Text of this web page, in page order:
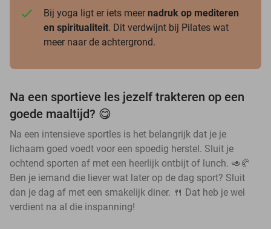
Bij yoga ligt er iets meer nadruk op mediteren
en spiritualiteit. Dit verdwijnt bij Pilates wat
meer naar de achtergrond.
Na een sportieve les jezelf trakteren op een
goede maaltijd? 😋
Na een intensieve sportles is het belangrijk dat je je
lichaam goed voedt voor een spoedig herstel. Sluit je
ochtend sporten af met een heerlijk ontbijt of lunch. 🥑🥐
Ben je iemand die liever wat later op de dag sport? Sluit
dan je dag af met een smakelijk diner. 🍴 Dat heb je wel
verdient na al die inspanning!